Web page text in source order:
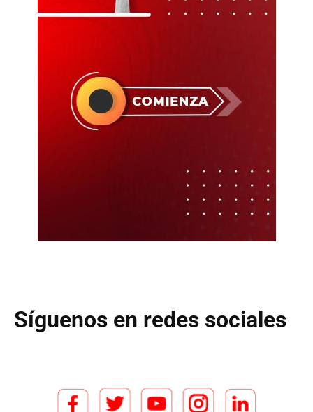
Síguenos en redes sociales